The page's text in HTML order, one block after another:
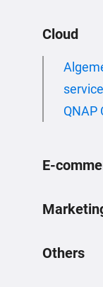
Cloud
QNAP
E-
Others